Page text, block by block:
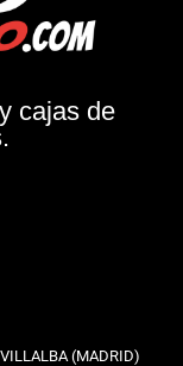
cajas de
(MADRID)